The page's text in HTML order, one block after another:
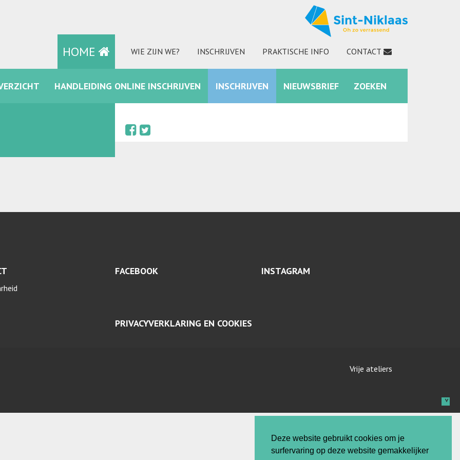
Deze website gebruikt cookies om je
surfervaring op deze website gemakkelijker
HOME WIE ZIJN WE? INSCHRIJVEN PRAKTISCHE INFO CONTACT
FACEBOOK INSTAGRAM ZOEKEN
HANDLEIDING ONLINE INSCHRIJVEN INSCHRIJVEN NIEUWSBRIEF ZOEKEN
FACEBOOK INSTAGRAM
PRIVACYVERKLARING EN COOKIES
Vrije ateliers